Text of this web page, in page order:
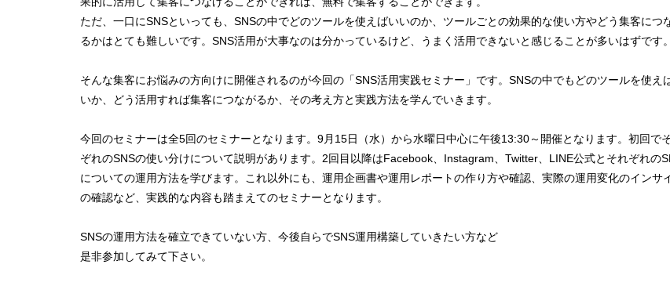
ただ、一口にSNSといっても、SNSの中でどのツールを使えばいいのか、ツールごとの効果的な使い方やどう集客につ
るかはとても難しいです。SNS活用が大事なのは分かっているけど、うまく活用できないと感じることが多いはずです。
そんな集客にお悩みの方向けに開催されるのが今回の「SNS活用実践セミナー」です。SNSの中でもどのツールを使え
いか、どう活用すれば集客につながるか、その考え方と実践方法を学んでいきます。
今回のセミナーは全5回のセミナーとなります。9月15日（水）から水曜日中心に午後13:30～開催となります。初回で
ぞれのSNSの使い分けについて説明があります。2回目以降はFacebook、Instagram、Twitter、LINE公式とそれぞれの
についての運用方法を学びます。これ以外にも、運用企画書や運用レポートの作り方や確認、実際の運用変化のインサ
の確認など、実践的な内容も踏まえてのセミナーとなります。
SNSの運用方法を確立できていない方、今後自らでSNS運用構築していきたい方など
是非参加してみて下さい。